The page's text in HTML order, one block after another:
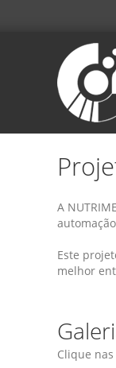
A
Este
melhor
Clique